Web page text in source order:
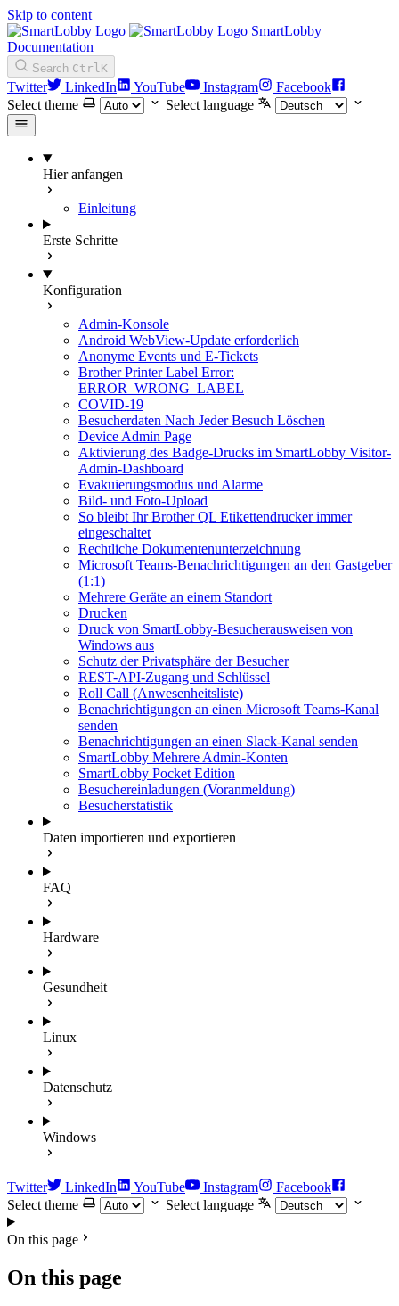
Skip to content
SmartLobby
Documentation
Search CtrlK
Twitter LinkedIn YouTube Instagram
Facebook
Select theme
Select language
Hier anfangen
Einleitung
Erste Schritte
Konfiguration
Admin-Konsole
Android WebView-Update erforderlich
Anonyme Events und E-Tickets
Brother Printer Label Error:
ERROR_WRONG_LABEL
COVID-19
Besucherdaten Nach Jeder Besuch Löschen
Device Admin Page
Aktivierung des Badge-Drucks im SmartLobby Visitor-
Admin-Dashboard
Evakuierungsmodus und Alarme
Bild- und Foto-Upload
So bleibt Ihr Brother QL Etikettendrucker immer
eingeschaltet
Rechtliche Dokumentenunterzeichnung
Microsoft Teams-Benachrichtigungen an den Gastgeber
(1:1)
Mehrere Geräte an einem Standort
Drucken
Druck von SmartLobby-Besucherausweisen von
Windows aus
Schutz der Privatsphäre der Besucher
REST-API-Zugang und Schlüssel
Roll Call (Anwesenheitsliste)
Benachrichtigungen an einen Microsoft Teams-Kanal
senden
Benachrichtigungen an einen Slack-Kanal senden
SmartLobby Mehrere Admin-Konten
SmartLobby Pocket Edition
Besuchereinladungen (Voranmeldung)
Besucherstatistik
Daten importieren und exportieren
FAQ
Hardware
Gesundheit
Linux
Datenschutz
Windows
Twitter LinkedIn YouTube Instagram
Facebook
Select theme
Select language
On this page
On this page